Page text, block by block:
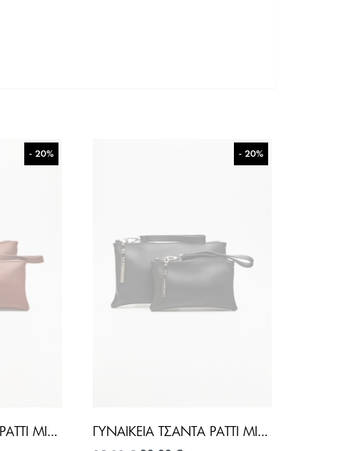
- 20%
ΓΥΝΑΙΚΕΊΑ ΤΣΆΝΤΑ PATTI MINI-KΑΦΈ
- 20%
ΓΥΝΑΙΚΕΊΑ ΤΣΆΝΤΑ PATTI MINI-MΑΎΡΟ